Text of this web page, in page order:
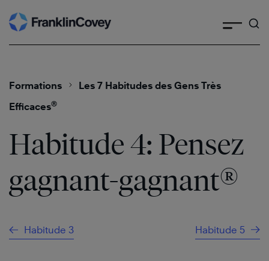
Skip
to
Formations
Les 7 Habitudes des Gens Très
Efficaces®
Habitude 4: Pensez
gagnant-gagnant®
Habitude 3 Habitude 5